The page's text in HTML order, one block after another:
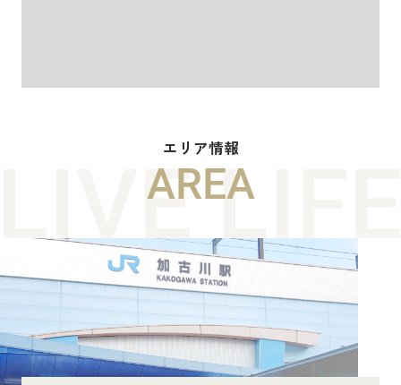
エリア情報
AREA